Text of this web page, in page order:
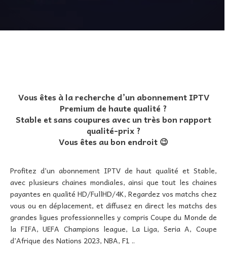
Vous êtes à la recherche d’un abonnement IPTV
Premium de haute qualité ?
Stable et sans coupures avec un très bon rapport
qualité-prix ?
Vous êtes au bon endroit 😉
Profitez d’un abonnement IPTV de haut qualité et Stable,
avec plusieurs chaines mondiales, ainsi que tout les chaines
payantes en qualité HD/FullHD/4K, Regardez vos matchs chez
vous ou en déplacement, et diffusez en direct les matchs des
grandes ligues professionnelles y compris Coupe du Monde de
la FIFA, UEFA Champions league, La Liga, Seria A, Coupe
d’Afrique des Nations 2023, NBA, F1 ..